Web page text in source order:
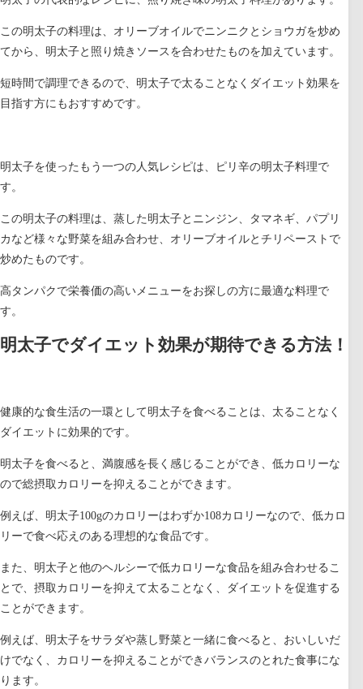
この明太子の料理は、オリーブオイルでニンニクとショウガを炒め
てから、明太子と照り焼きソースを合わせたものを加えています。
短時間で調理できるので、明太子で太ることなくダイエット効果を
目指す方にもおすすめです。
明太子を使ったもう一つの人気レシピは、ピリ辛の明太子料理で
す。
この明太子の料理は、蒸した明太子とニンジン、タマネギ、パプリ
カなど様々な野菜を組み合わせ、オリーブオイルとチリペーストで
炒めたものです。
高タンパクで栄養価の高いメニューをお探しの方に最適な料理で
す。
明太子でダイエット効果が期待できる方法！
健康的な食生活の一環として明太子を食べることは、太ることなく
ダイエットに効果的です。
明太子を食べると、満腹感を長く感じることができ、低カロリーな
ので総摂取カロリーを抑えることができます。
例えば、明太子100gのカロリーはわずか108カロリーなので、低カロ
リーで食べ応えのある理想的な食品です。
また、明太子と他のヘルシーで低カロリーな食品を組み合わせるこ
とで、摂取カロリーを抑えて太ることなく、ダイエットを促進する
ことができます。
例えば、明太子をサラダや蒸し野菜と一緒に食べると、おいしいだ
けでなく、カロリーを抑えることができバランスのとれた食事にな
ります。